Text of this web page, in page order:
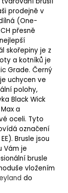
prodejně v
(One-
přesně
skořepiny je z
a kotníků je
Grade. Černý
uchycen ve
polohy,
Black Wick
a
oceli. Tyto
označení
Brusle jsou
Vám je
brusle
vložením
do